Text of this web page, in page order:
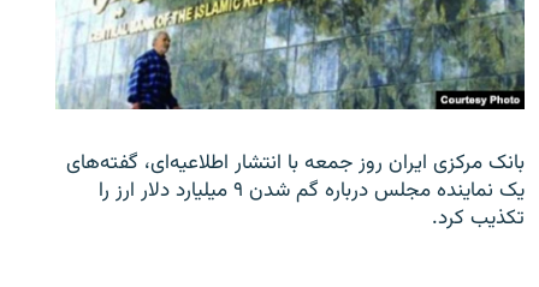
بانک مرکزی ایران روز جمعه با انتشار اطلاعیه‌ای، گفته‌های
یک نماینده مجلس درباره گم شدن ۹ میلیارد دلار ارز را
تکذیب کرد.